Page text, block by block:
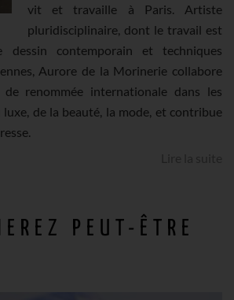
vit et travaille à Paris. Artiste
pluridisciplinaire, dont le travail est
dessin contemporain et techniques
Aurore de la Morinerie collabore
de renommée internationale dans les
de la beauté, la mode, et contribue
PEUT-ÊTRE